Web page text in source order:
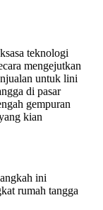
teknologi
mengejutkan
untuk lini
di pasar
gempuran
kian
ini
rumah tangga